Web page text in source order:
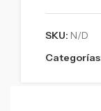
SKU: N/D